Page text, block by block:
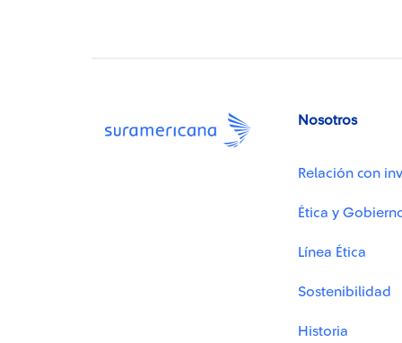
Nosotros
Relación con
Ética y
Línea Ética
Sostenibilidad
Historia